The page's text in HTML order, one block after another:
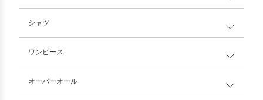
シャツ
ワンピース
オーバーオール